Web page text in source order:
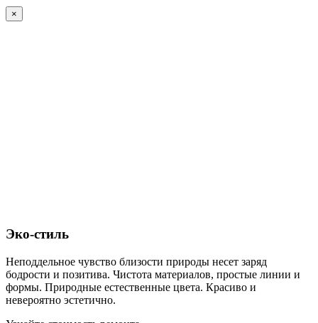
×
Эко-стиль
Неподдельное чувство близости природы несет заряд
бодрости и позитива. Чистота материалов, простые линии и
формы. Природные естественные цвета. Красиво и
невероятно эстетично.